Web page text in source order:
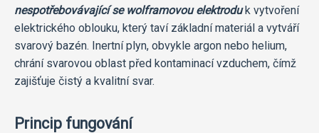
nespotřebovávající se wolframovou elektroduk vytvoření
elektrického oblouku, který taví základní materiál a vytváří
svarový bazén. Inertní plyn, obvykle argon nebo helium,
chrání svarovou oblast před kontaminací vzduchem, čímž
zajišťuje čistý a kvalitní svar.
Princip fungování